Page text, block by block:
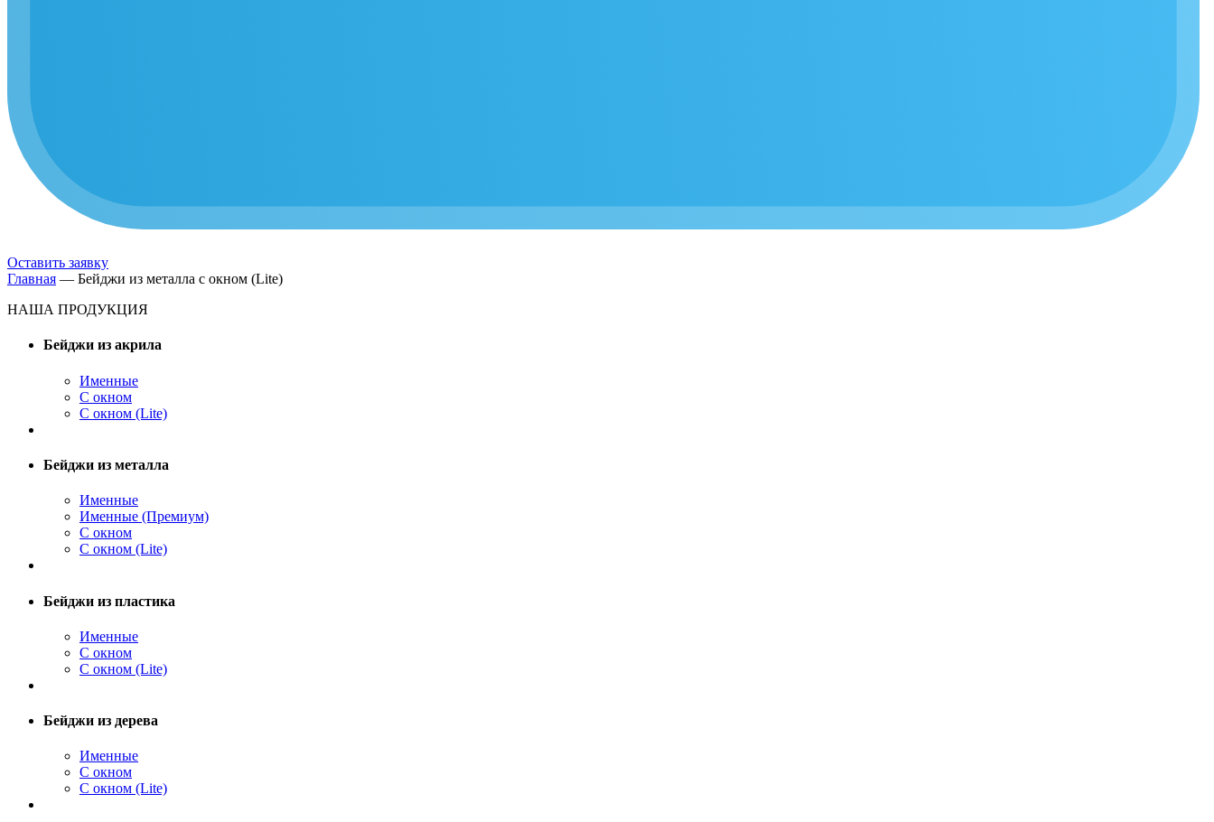
Оставить заявку
Главная — Бейджи из металла с окном (Lite)
НАША ПРОДУКЦИЯ
Бейджи из акрила
Именные
С окном
С окном (Lite)
Бейджи из металла
Именные
Именные (Премиум)
С окном
С окном (Lite)
Бейджи из пластика
Именные
С окном
С окном (Lite)
Бейджи из дерева
Именные
С окном
С окном (Lite)